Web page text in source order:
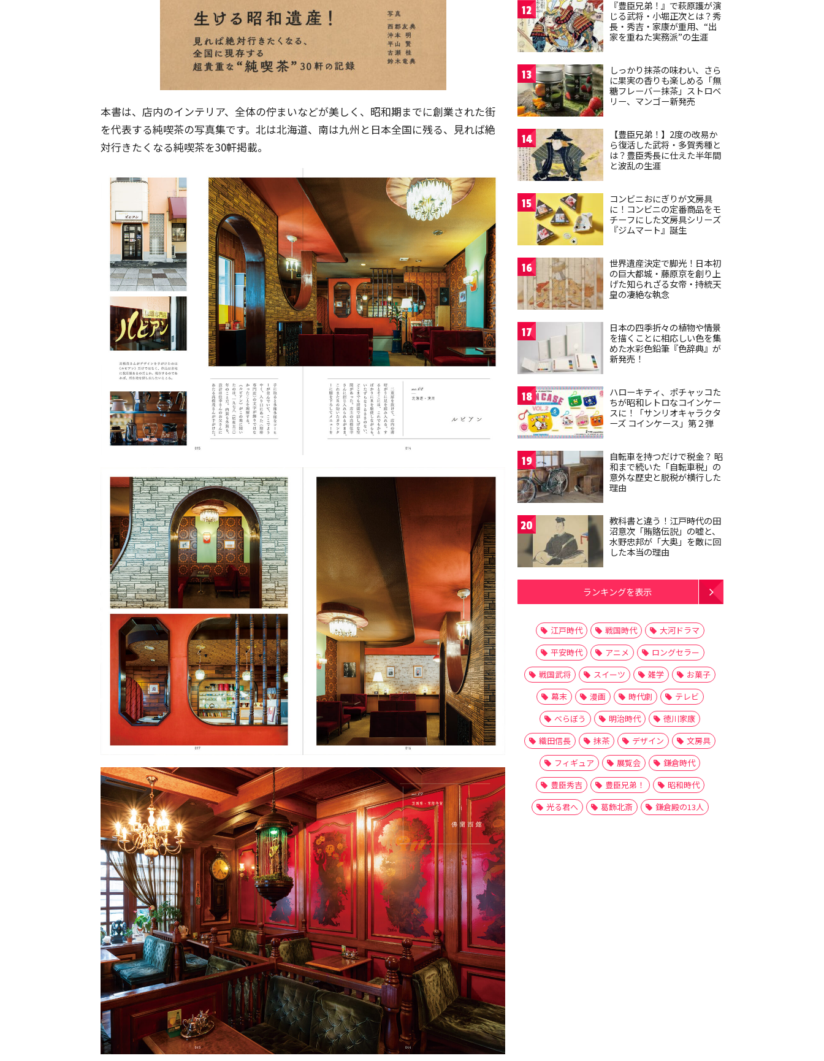
本書は、店内のインテリア、全体の佇まいなどが美しく、昭和期までに創業された街
を代表する純喫茶の写真集です。北は北海道、南は九州と日本全国に残る、見れば絶
対行きたくなる純喫茶を30軒掲載。
12
『豊臣兄弟！』で萩原護が演
じる武将・小堀正次とは？秀
長・秀吉・家康が重用、“出
家を重ねた実務派”の生涯
13
しっかり抹茶の味わい、さら
に果実の香りも楽しめる「無
糖フレーバー抹茶」ストロベ
リー、マンゴー新発売
14
【豊臣兄弟！】2度の改易か
ら復活した武将・多賀秀種と
は？豊臣秀長に仕えた半年間
と波乱の生涯
15
コンビニおにぎりが文房具
に！コンビニの定番商品をモ
チーフにした文房具シリーズ
『ジムマート』誕生
16
世界遺産決定で脚光！日本初
の巨大都城・藤原京を創り上
げた知られざる女帝・持統天
皇の凄絶な執念
17
日本の四季折々の植物や情景
を描くことに相応しい色を集
めた水彩色鉛筆『色辞典』が
新発売！
18
ハローキティ、ポチャッコた
ちが昭和レトロなコインケー
スに！「サンリオキャラクタ
ーズ コインケース」第２弾
19
自転車を持つだけで税金？ 昭
和まで続いた「自転車税」の
意外な歴史と脱税が横行した
理由
20
教科書と違う！江戸時代の田
沼意次「賄賂伝説」の嘘と、
水野忠邦が「大奥」を敵に回
した本当の理由
ランキングを表示
江戸時代 戦国時代
大河ドラマ
平安時代
アニメ
ロングセラー
戦国武将
スイーツ 雑学
お菓子
幕末
漫画 時代劇
テレビ
べらぼう
明治時代
徳川家康
織田信長
抹茶 デザイン
文房具
フィギュア
展覧会
鎌倉時代
豊臣秀吉
豊臣兄弟！
昭和時代
光る君へ
葛飾北斎 鎌倉殿の13人